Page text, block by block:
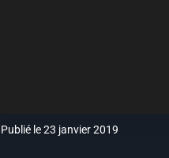
Publié le 23 janvier 2019